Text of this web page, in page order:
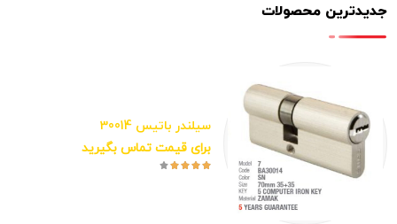
جدیدترین محصولات
سیلندر باتیس 30014
برای قیمت تماس بگیرید




